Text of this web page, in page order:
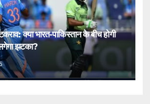
क्या भारत-पाकिस्तान के बीच होगी
झटका?